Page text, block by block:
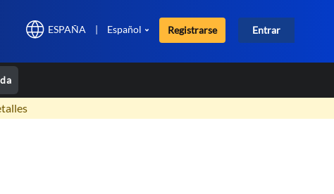
ESPAÑA | Español Registrarse Entrar